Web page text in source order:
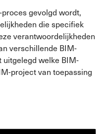
gevolgd wordt,
die specifiek
verantwoordelijkheden
verschillende BIM-
uitgelegd welke BIM-
project van toepassing